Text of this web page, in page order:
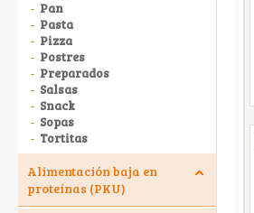
Pan
Pasta
Pizza
Postres
Preparados
Salsas
Snack
Sopas
Tortitas
Alimentación baja en
proteínas (PKU)